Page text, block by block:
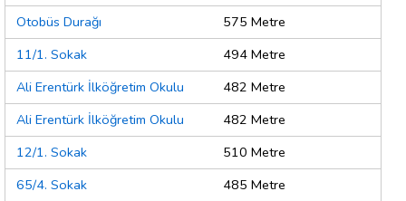
Otobüs Durağı
575 Metre
11/1. Sokak
494 Metre
Ali Erentürk İlköğretim Okulu
482 Metre
Ali Erentürk İlköğretim Okulu
482 Metre
12/1. Sokak
510 Metre
65/4. Sokak
485 Metre